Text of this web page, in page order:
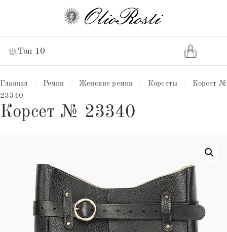
Топ 10
Главная Ремни Женские ремни Корсеты
Корсет №
23340
Корсет № 23340